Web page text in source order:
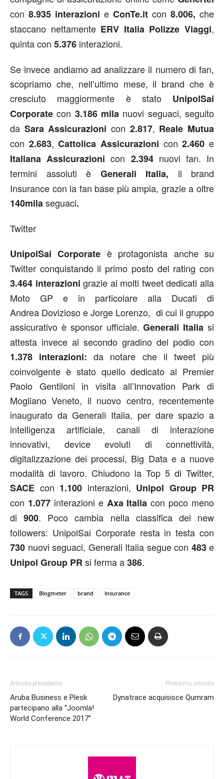
con 8.935 interazioni e ConTe.it con 8.006, che
staccano nettamente ERV Italia Polizze Viaggi,
quinta con 5.376 interazioni.
Se invece andiamo ad analizzare il numero di fan,
scopriamo che, nell’ultimo mese, il brand che è
cresciuto maggiormente è stato UnipolSai
Corporatecon 3.186 mila nuovi seguaci, seguito
da Sara Assicurazioni con 2.817, Reale Mutua
con 2.683,Cattolica Assicurazioni con2.460 e
Italiana Assicurazioni con 2.394nuovi fan. In
termini assoluti è Generali Italia, il brand
Insurance con la fan base più ampia, grazie a oltre
140milaseguaci.
Twitter
UnipolSai Corporate è protagonista anche su
Twitter conquistando il primo posto del rating con
3.464 interazioni grazie ai molti tweet dedicati alla
Moto GP e in particolare alla Ducati di
Andrea Dovizioso e Jorge Lorenzo, di cui il gruppo
assicurativo è sponsor ufficiale.Generali Italia si
attesta invece al secondo gradino del podio con
1.378 interazioni:da notare che il tweet più
coinvolgente è stato quello dedicato al Premier
Paolo Gentiloni in visita all’Innovation Park di
Mogliano Veneto, il nuovo centro, recentemente
inaugurato da Generali Italia, per dare spazio a
intelligenza artificiale, canali di interazione
innovativi, device evoluti di connettività,
digitalizzazione dei processi, Big Data e a nuove
modalità di lavoro. Chiudono la Top 5 di Twitter,
SACE con 1.100 interazioni, Unipol Group PR
con 1.077interazioni e Axa Italia con poco meno
di900. Poco cambia nella classifica dei new
followers: UnipolSai Corporate resta in testa con
730 nuovi seguaci, Generali Italia segue con 483e
Unipol Group PRsi ferma a386.
TAGS Blogmeter brand Insurance
Articolo precedente
Aruba Business e Plesk
partecipano alla “Joomla!
World Conference 2017”
Prossimo articolo
Dynatrace acquisisce Qumram